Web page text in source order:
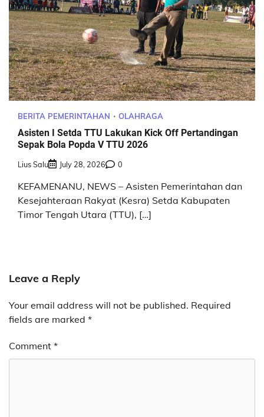
BERITA PEMERINTAHAN OLAHRAGA
Asisten I Setda TTU Lakukan Kick Off Pertandingan
Sepak Bola Popda V TTU 2026
Lius Salu July 28, 2026 0
KEFAMENANU, NEWS – Asisten Pemerintahan dan
Kesejahteraan Rakyat (Kesra) Setda Kabupaten
Timor Tengah Utara (TTU), […]
Leave a Reply
Your email address will not be published. Required
fields are marked *
Comment *